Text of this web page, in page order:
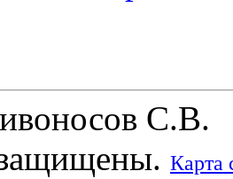
С.В.
Карта